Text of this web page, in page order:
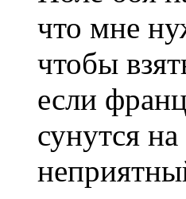
что мне
чтобы
если
сунутся